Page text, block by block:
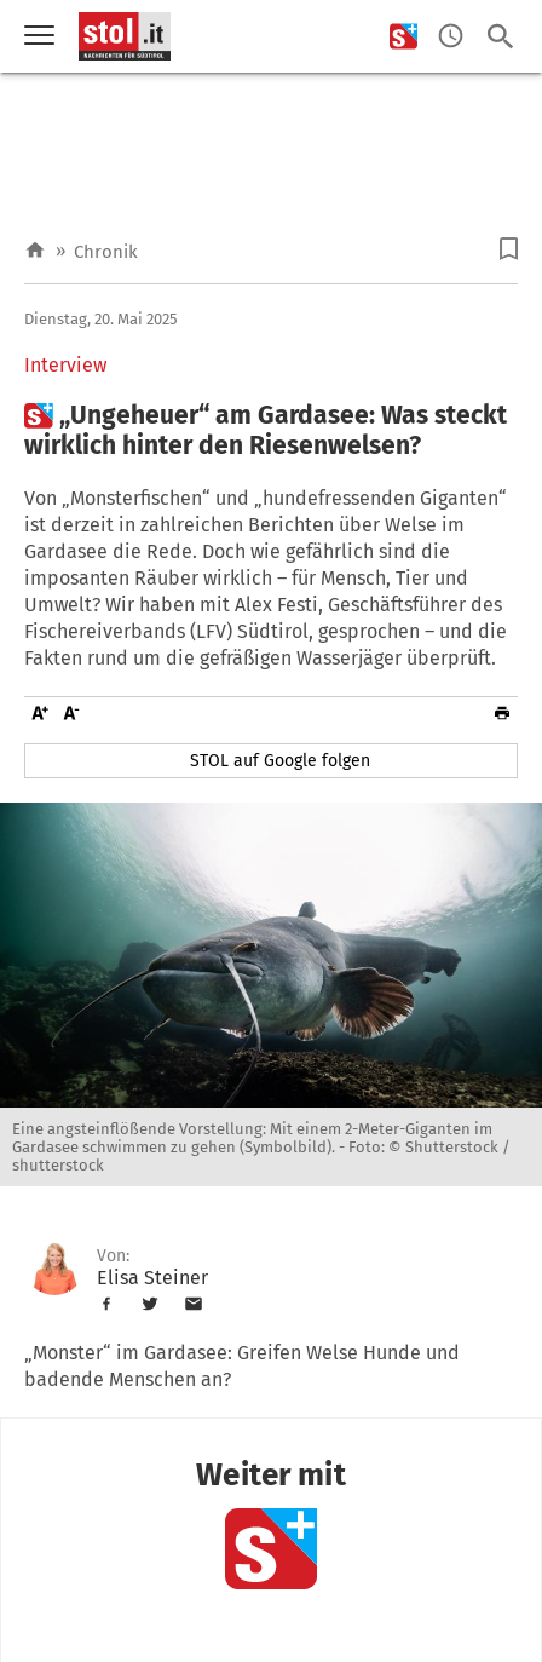
» Chronik
Interview
Dienstag, 20. Mai 2025
„Ungeheuer“ am Gardasee: Was steckt
wirklich hinter den Riesenwelsen?
Von „Monsterfischen“ und „hundefressenden Giganten“
ist derzeit in zahlreichen Berichten über Welse im
Gardasee die Rede. Doch wie gefährlich sind die
imposanten Räuber wirklich – für Mensch, Tier und
Umwelt? Wir haben mit Alex Festi, Geschäftsführer des
Fischereiverbands (LFV) Südtirol, gesprochen – und die
Fakten rund um die gefräßigen Wasserjäger überprüft.
STOL auf Google folgen
Eine angsteinflößende Vorstellung: Mit einem 2-Meter-Giganten im
Gardasee schwimmen zu gehen (Symbolbild). - Foto: © Shutterstock /
shutterstock
Von:
Elisa Steiner
„Monster“ im Gardasee: Greifen Welse Hunde und
badende Menschen an?